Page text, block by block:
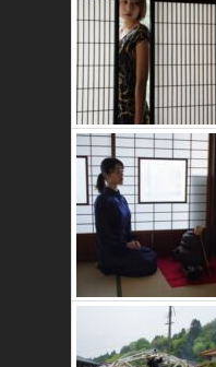
かたゑ庵築100年
の古民家